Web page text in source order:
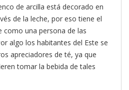
de arcilla está decorado en
de la leche, por eso tiene el
como una persona de las
algo los habitantes del Este se
apreciadores de té, ya que
tomar la bebida de tales